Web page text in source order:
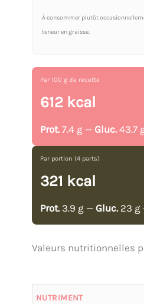
À consommer plutôt
teneur en graisse.
Par 100 g de recette
612 kcal
Prot. 7.4 g — Gluc. 43.7
Par portion (4 parts)
321 kcal
Prot. 3.9 g — Gluc. 23 g
Valeurs nutritionnelles
NUTRIMENT